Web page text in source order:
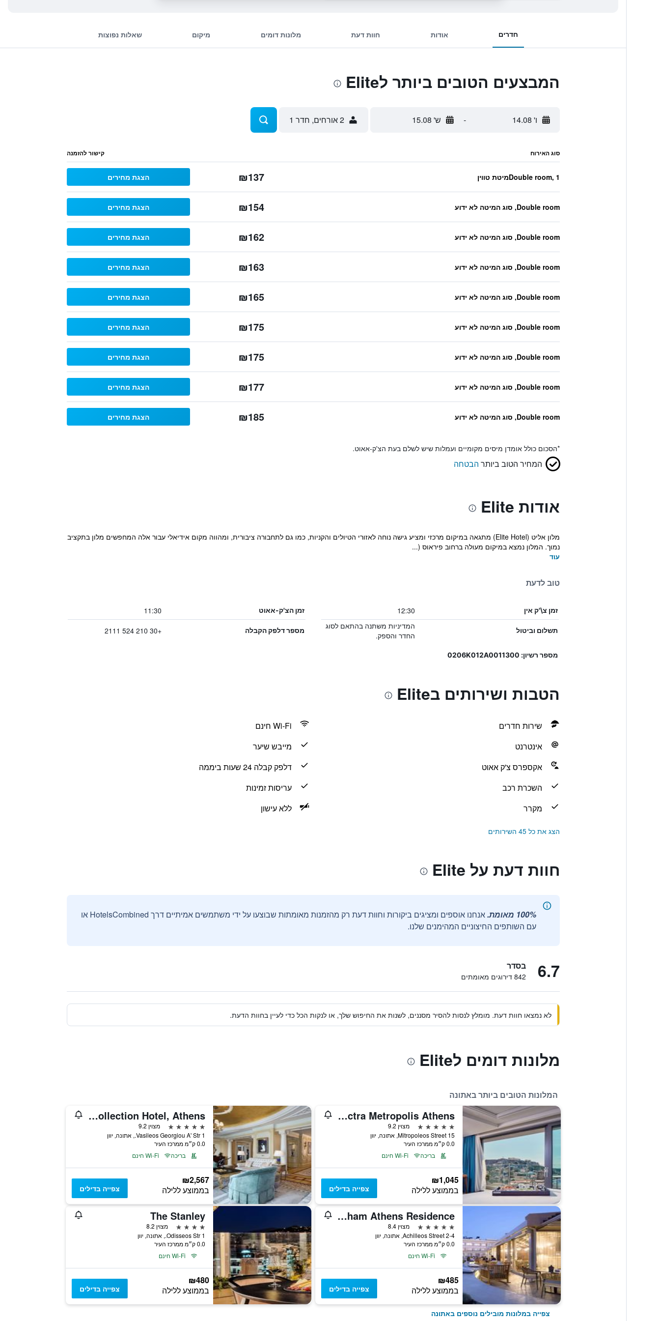
חדרים אודות חוות דעת מלונות דומים מיקום שאלות נפוצות
המבצעים הטובים ביותר לElite
ו' 14.08 - ש' 15.08 2 אורחים, חדר 1
סוג האירוח קישור להזמנה
Double room, 1מיטת טווין ₪137 הצגת מחירים
Double room, סוג המיטה לא ידוע ₪154 הצגת מחירים
Double room, סוג המיטה לא ידוע ₪162 הצגת מחירים
Double room, סוג המיטה לא ידוע ₪163 הצגת מחירים
Double room, סוג המיטה לא ידוע ₪165 הצגת מחירים
Double room, סוג המיטה לא ידוע ₪175 הצגת מחירים
Double room, סוג המיטה לא ידוע ₪175 הצגת מחירים
Double room, סוג המיטה לא ידוע ₪177 הצגת מחירים
Double room, סוג המיטה לא ידוע ₪185 הצגת מחירים
*הסכום כולל אומדן מיסים מקומיים ועמלות שיש לשלם בעת הצ'ק-אאוט.
המחיר הטוב ביותר הבטחה
אודות Elite
מלון אליט (Elite Hotel) מתגאה במיקום מרכזי ומציע גישה נוחה לאזורי הטיולים והקניות, כמו גם לתחבורה ציבורית, ומהווה מקום אידיאלי עבור אלה המחפשים מלון בתקציב
נמוך. המלון נמצא במיקום מעולה ברחוב פיראוס (...
עוד
טוב לדעת
זמן צ\'ק אין 12:30 זמן הצ'ק-אאוט 11:30
תשלום וביטול
המדיניות משתנה בהתאם לסוג
החדר והספק.
מספר דלפק הקבלה +30 210 524 2111
מספר רשיון: 0206K012A0011300
הטבות ושירותים בElite
שירות חדרים
Wi-Fi חינם
אינטרנט
מייבש שיער
אקספרס צ'ק אאוט
דלפק קבלה 24 שעות ביממה
השכרת רכב
עריסות זמינות
מקרר
ללא עישון
הצג את כל 45 השירותים
חוות דעת על Elite
100% מאומת.
אנחנו אוספים ומציגים ביקורות וחוות דעת רק מהזמנות מאומתות שבוצעו על ידי משתמשים אמיתיים דרך HotelsCombined או
עם השותפים החיצוניים המהימנים שלנו.
6.7 בסדר
842 דירוגים מאומתים
לא נמצאו חוות דעת. מומלץ לנסות להסיר מסננים, לשנות את החיפוש שלך, או לנקות הכל כדי לעיין בחוות הדעת.
מלונות דומים לElite
המלונות הטובים ביותר באתונה
Electra Metropolis Athens
5 כוכבים
מצוין 9.2
15 Mitropoleos Street, אתונה, יוון
0.0 ק״מ ממרכז העיר
בריכה
Wi-Fi חינם
₪1,045
בממוצע ללילה צפייה בדילים
Hotel Grande Bretagne, a Luxury Collection Hotel, Athens
5 כוכבים
מצוין 9.2
1 Vasileos Georgiou A' Str., אתונה, יוון
0.0 ק״מ ממרכז העיר
בריכה
Wi-Fi חינם
₪2,567
בממוצע ללילה צפייה בדילים
Wyndham Athens Residence
5 כוכבים
מצוין 8.4
2-4 Achilleos Street, אתונה, יוון
0.0 ק״מ ממרכז העיר
Wi-Fi חינם
₪485
בממוצע ללילה צפייה בדילים
The Stanley
4 כוכבים
מצוין 8.2
1 Odisseos Str., אתונה, יוון
0.0 ק״מ ממרכז העיר
Wi-Fi חינם
₪480
בממוצע ללילה צפייה בדילים
צפייה במלונות מובילים נוספים באתונה